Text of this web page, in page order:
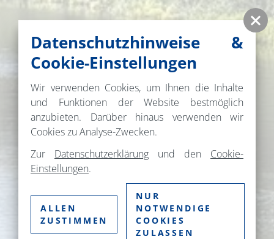
Datenschutzhinweise &
Cookie-Einstellungen
Wir verwenden Cookies, um Ihnen die Inhalte
und Funktionen der Website bestmöglich
anzubieten. Darüber hinaus verwenden wir
Cookies zu Analyse-Zwecken.
Zur Datenschutzerklärung und den Cookie-
Einstellungen.
ALLEN
ZUSTIMMEN
NUR
NOTWENDIGE
COOKIES
ZULASSEN